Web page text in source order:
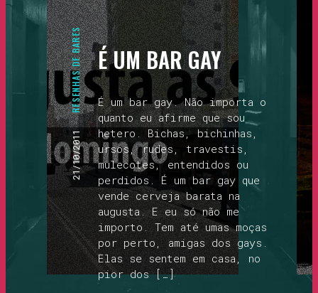
21/10/2011
RESENHAS DE BARES É UM BAR GAY
É um bar gay. Não importa o
quanto eu afirme que sou
hetero. Bichas, bichinhas,
ursos, rudes, travestis,
mulecotes, entendidos ou
perdidos. É um bar gay que
vende cerveja barata na
augusta. E eu só não me
importo. Tem até umas moças
por perto, amigas dos gays.
Elas se sentem em casa, no
pior dos […]